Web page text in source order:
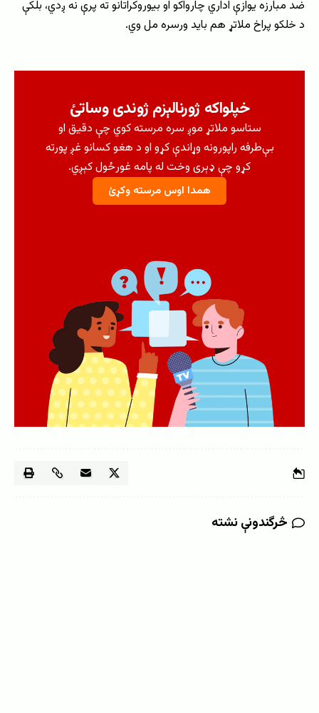
ضد مبارزه یوازې اداري چارواکو او بیوروکراتانو ته پرې نه ږدي، بلکې
د خلکو پراخ ملاتړ هم باید ورسره مل وي.
خپلواکه ژورنالېزم ژوندی وساتئ
ستاسو ملاتړ موږ سره مرسته کوي چې دقیق او
بې‌طرفه راپورونه وړاندې کړو او د هغو کسانو غږ پورته
کړو چې ډېری وخت له پامه غورځول کېږي.
همدا اوس مرسته وکړئ
څرگندونې نشته